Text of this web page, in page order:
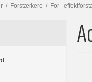
/ Forstærkere / For -